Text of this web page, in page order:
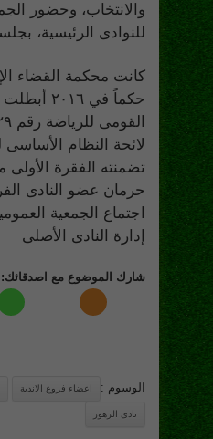
والانتخاب، وحضور
للنوادى الرئيسية،
كانت محكمة القضاء
حكماً في
لائحة النظام الأساسى
حرمان عضو النادى
اجتماع الجمعية
إدارة النادى الأصلى
شارك الموضوع مع اصدقائك:
الوسوم : اعضاء فروع الاندية
نادى الزهور